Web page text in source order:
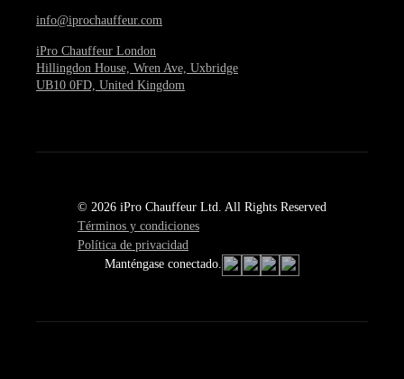
info@iprochauffeur.com
iPro Chauffeur London
Hillingdon House, Wren Ave, Uxbridge
UB10 0FD, United Kingdom
© 2026 iPro Chauffeur Ltd. All Rights Reserved
Términos y condiciones
Política de privacidad
Manténgase conectado.